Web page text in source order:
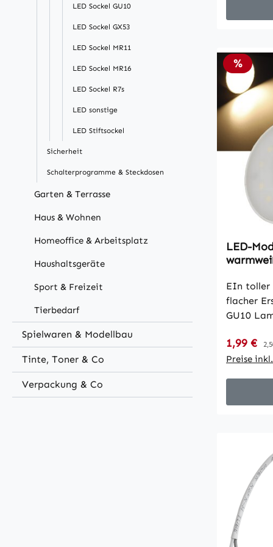
LED Sockel GU10
LED Sockel GX53
LED Sockel MR11
LED Sockel MR16
LED Sockel R7s
LED sonstige
LED Stiftsockel
Sicherheit
Schalterprogramme & Steckdosen
Garten & Terrasse
Haus & Wohnen
Homeoffice & Arbeitsplatz
Haushaltsgeräte
Sport & Freizeit
Tierbedarf
Spielwaren & Modellbau
Tinte, Toner & Co
Verpackung & Co
•
Hell 0,2
ØxL
dimmbar
Rabatt
%
LED-
EIn toller
flacher
GU10
3W •
230V/
• RA
ØxL
dimmbar
1,99 €
Preise